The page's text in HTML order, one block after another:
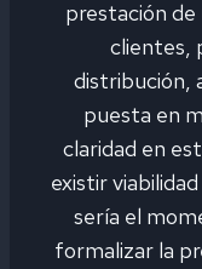
prestación de
clientes,
distribución,
puesta en
claridad en
existir
sería el
formalizar la